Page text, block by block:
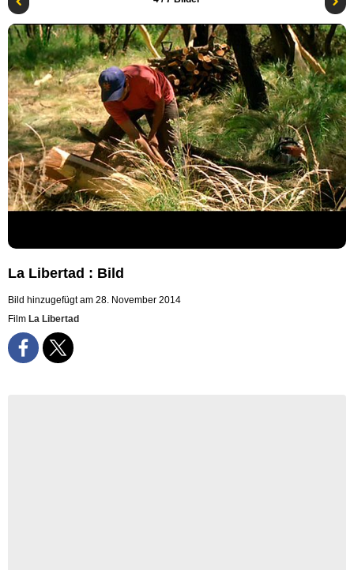
La Libertad : Bild
Bild hinzugefügt am 28. November 2014
Film La Libertad